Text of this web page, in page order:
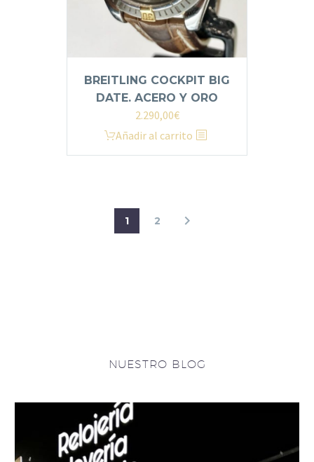
BREITLING COCKPIT BIG
DATE. ACERO Y ORO
2.290,00€
Añadir al carrito
1 2
NUESTRO BLOG